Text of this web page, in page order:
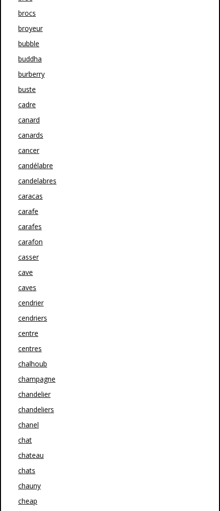
brocs
broyeur
bubble
buddha
burberry
buste
cadre
canard
canards
cancer
candélabre
candelabres
caracas
carafe
carafes
carafon
casser
cave
caves
cendrier
cendriers
centre
centres
chalhoub
champagne
chandelier
chandeliers
chanel
chat
chateau
chats
chauny
cheap